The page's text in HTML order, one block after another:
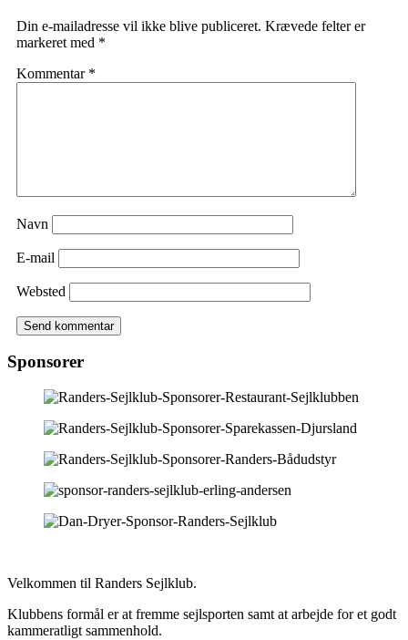
Din e-mailadresse vil ikke blive publiceret. Krævede felter er
markeret med *
Kommentar *
Navn
E-mail
Websted
Sponsorer
Velkommen til Randers Sejlklub.
Klubbens formål er at fremme sejlsporten samt at arbejde for et godt
kammeratligt sammenhold.